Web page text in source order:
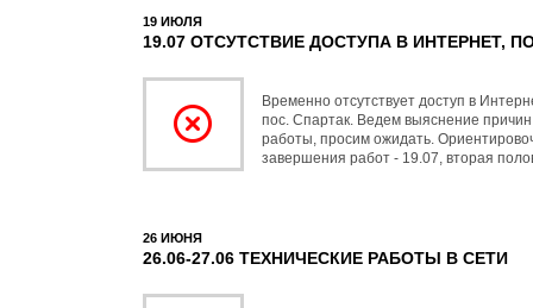
19 ИЮЛЯ
19.07 ОТСУТСТВИЕ ДОСТУПА В ИНТЕРНЕТ,
Временно отсутствует доступ в
пос. Спартак. Ведем выяснение
работы, просим ожидать.
завершения работ - 19.07, вторая
26 ИЮНЯ
26.06-27.06 ТЕХНИЧЕСКИЕ РАБОТЫ В СЕТИ